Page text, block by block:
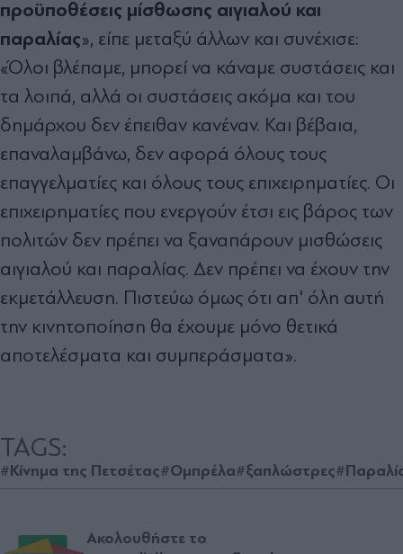
προϋποθέσεις μίσθωσης αιγιαλού και
παραλίας», είπε μεταξύ άλλων και συνέχισε:
«Όλοι βλέπαμε, μπορεί να κάναμε συστάσεις και
τα λοιπά, αλλά οι συστάσεις ακόμα και του
δημάρχου δεν έπειθαν κανέναν. Και βέβαια,
επαναλαμβάνω, δεν αφορά όλους τους
επαγγελματίες και όλους τους επιχειρηματίες. Οι
επιχειρηματίες που ενεργούν έτσι εις βάρος των
πολιτών δεν πρέπει να ξαναπάρουν μισθώσεις
αιγιαλού και παραλίας. Δεν πρέπει να έχουν την
εκμετάλλευση. Πιστεύω όμως ότι απ' όλη αυτή
την κινητοποίηση θα έχουμε μόνο θετικά
αποτελέσματα και συμπεράσματα».
TAGS:
#Κίνημα της Πετσέτας#Ομπρέλα#ξαπλώστρες
Ακολουθήστε το